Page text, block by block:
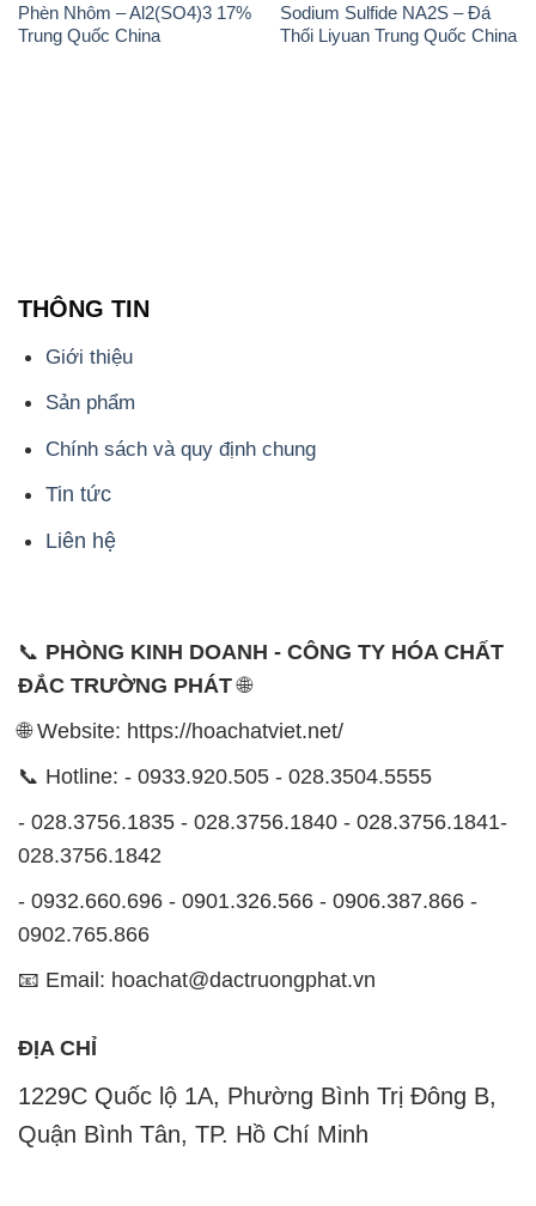
Phèn Nhôm – Al2(SO4)3 17%
Trung Quốc China
Sodium Sulfide NA2S – Đá
Thối Liyuan Trung Quốc China
THÔNG TIN
Giới thiệu
Sản phẩm
Chính sách và quy định chung
Tin tức
Liên hệ
📞 PHÒNG KINH DOANH - CÔNG TY HÓA CHẤT
ĐẮC TRƯỜNG PHÁT🌐
🌐 Website: https://hoachatviet.net/
📞 Hotline: - 0933.920.505 - 028.3504.5555
- 028.3756.1835 - 028.3756.1840 - 028.3756.1841-
028.3756.1842
- 0932.660.696 - 0901.326.566 - 0906.387.866 -
0902.765.866
📧 Email: hoachat@dactruongphat.vn
ĐỊA CHỈ
1229C Quốc lộ 1A, Phường Bình Trị Đông B,
Quận Bình Tân, TP. Hồ Chí Minh